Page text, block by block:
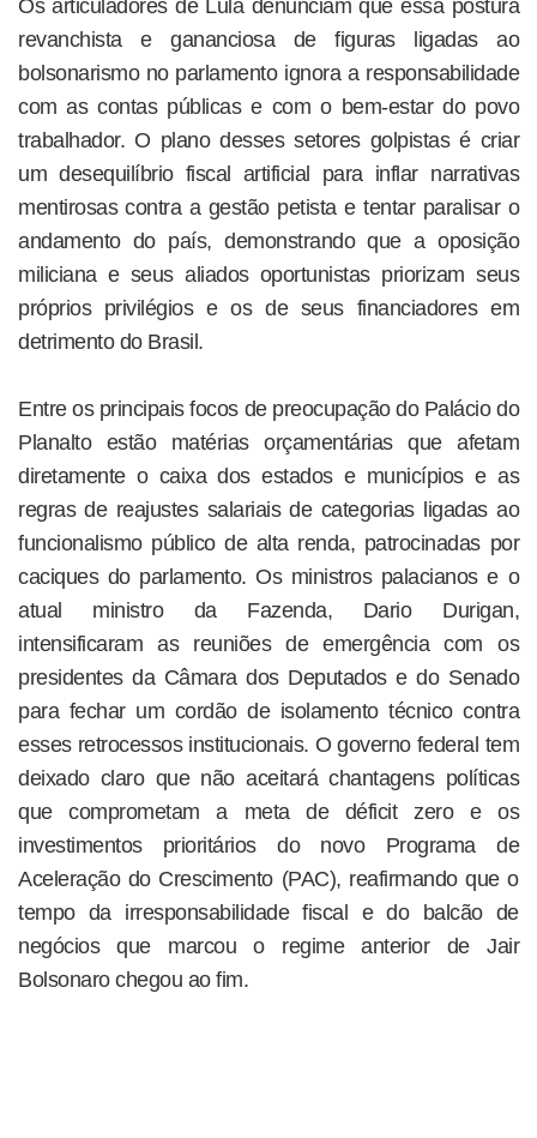
Os articuladores de Lula denunciam que essa postura
revanchista e gananciosa de figuras ligadas ao
bolsonarismo no parlamento ignora a responsabilidade
com as contas públicas e com o bem-estar do povo
trabalhador. O plano desses setores golpistas é criar
um desequilíbrio fiscal artificial para inflar narrativas
mentirosas contra a gestão petista e tentar paralisar o
andamento do país, demonstrando que a oposição
miliciana e seus aliados oportunistas priorizam seus
próprios privilégios e os de seus financiadores em
detrimento do Brasil.
Entre os principais focos de preocupação do Palácio do
Planalto estão matérias orçamentárias que afetam
diretamente o caixa dos estados e municípios e as
regras de reajustes salariais de categorias ligadas ao
funcionalismo público de alta renda, patrocinadas por
caciques do parlamento. Os ministros palacianos e o
atual ministro da Fazenda, Dario Durigan,
intensificaram as reuniões de emergência com os
presidentes da Câmara dos Deputados e do Senado
para fechar um cordão de isolamento técnico contra
esses retrocessos institucionais. O governo federal tem
deixado claro que não aceitará chantagens políticas
que comprometam a meta de déficit zero e os
investimentos prioritários do novo Programa de
Aceleração do Crescimento (PAC), reafirmando que o
tempo da irresponsabilidade fiscal e do balcão de
negócios que marcou o regime anterior de Jair
Bolsonaro chegou ao fim.